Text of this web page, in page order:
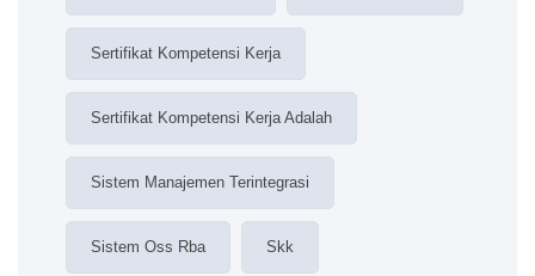
Sertifikat Kompetensi Kerja
Sertifikat Kompetensi Kerja Adalah
Sistem Manajemen Terintegrasi
Sistem Oss Rba Skk